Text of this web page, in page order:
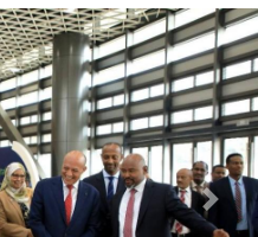
Next